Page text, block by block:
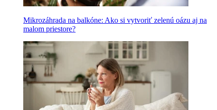
Mikrozáhrada na balkóne: Ako si vytvoriť zelenú oázu aj na
malom priestore?